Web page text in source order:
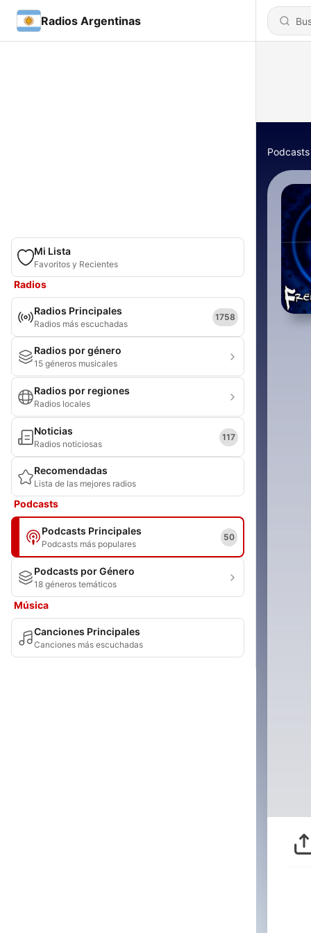
Radios Argentinas
Mi Lista
Favoritos y Recientes
Radios
Radios Principales
Radios más escuchadas
1758
Radios por género
15 géneros musicales
Radios por regiones
Radios locales
Noticias
Radios noticiosas
117
Recomendadas
Lista de las mejores radios
Podcasts
Podcasts Principales
Podcasts más populares
50
Podcasts por Género
18 géneros temáticos
Música
Canciones Principales
Canciones más escuchadas
Podcasts